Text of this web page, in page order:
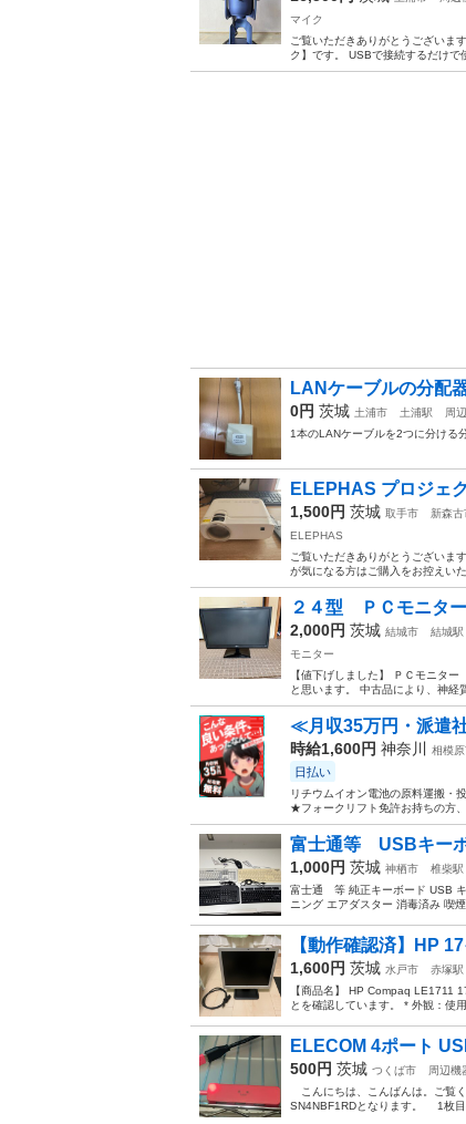
マイク
ご覧いただきありがとうございま
ク】です。 USBで接続するだけで
LANケーブルの分配
0円 茨城 土浦市 土浦駅
周
1本のLANケーブルを2つに分ける
ELEPHAS プロジェ
1,500円 茨城 取手市 新森古
ELEPHAS
ご覧いただきありがとうございま
が気になる方はご購入をお控えい
２４型 ＰＣモニタ
2,000円 茨城 結城市 結城駅
モニター
【値下げしました】 ＰＣモニタ
と思います。 中古品により、神経
≪月収35万円・派遣
時給1,600円 神奈川 相模
日払い
リチウムイオン電池の原料運搬・
★フォークリフト免許お持ちの方
富士通等 USBキー
1,000円 茨城 神栖市 椎柴駅
富士通 等 純正キーボード USB
ニング エアダスター 消毒済み 喫
【動作確認済】HP
1,600円 茨城 水戸市 赤塚駅
【商品名】 HP Compaq LE1711
とを確認しています。 * 外観：使
ELECOM 4ポート
500円 茨城 つくば市
周辺機
こんにちは、こんばんは。ご覧
SN4NBF1RDとなります。 1枚目